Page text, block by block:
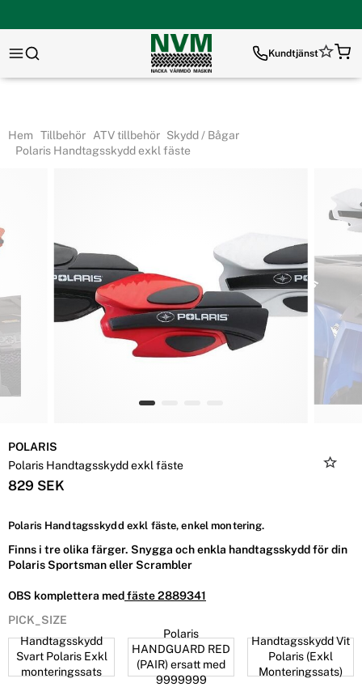
Kundtjänst
Hem Tillbehör ATV tillbehör Skydd / Bågar
Polaris Handtagsskydd exkl fäste
POLARIS
Polaris Handtagsskydd exkl fäste
829 SEK
Polaris Handtagsskydd exkl fäste, enkel montering.
Finns i tre olika färger. Snygga och enkla handtagsskydd för din
Polaris Sportsman eller Scrambler
OBS komplettera medfäste 2889341
PICK_SIZE
Handtagsskydd
Svart Polaris Exkl
monteringssats
Polaris
HANDGUARD RED
(PAIR) ersatt med
9999999
Handtagsskydd Vit
Polaris (Exkl
Monteringssats)